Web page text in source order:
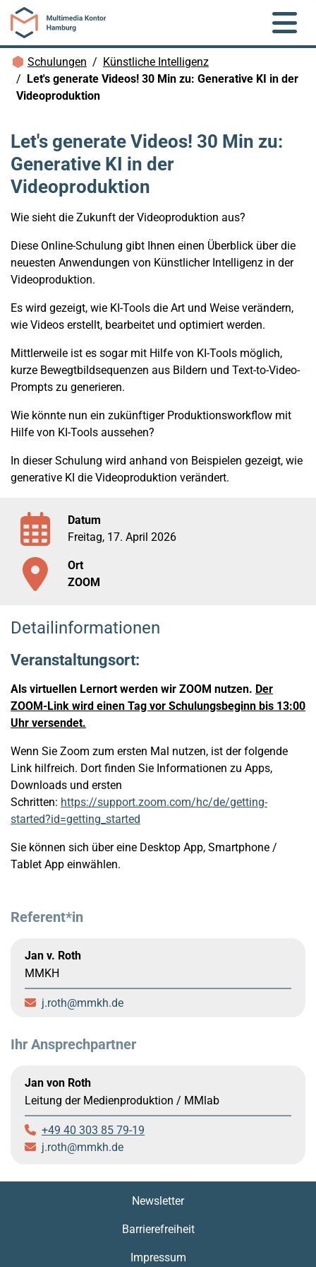
Zum Hauptinhalt springen
Brotkrümelnavigation
Schulungen
Künstliche Intelligenz
Let's generate Videos! 30 Min zu: Generative KI in der
Videoproduktion
Let's generate Videos! 30 Min zu:
Generative KI in der
Videoproduktion
Wie sieht die Zukunft der Videoproduktion aus?
Diese Online-Schulung gibt Ihnen einen Überblick über die
neuesten Anwendungen von Künstlicher Intelligenz in der
Videoproduktion.
Es wird gezeigt, wie KI-Tools die Art und Weise verändern,
wie Videos erstellt, bearbeitet und optimiert werden.
Mittlerweile ist es sogar mit Hilfe von KI-Tools möglich,
kurze Bewegtbildsequenzen aus Bildern und Text-to-Video-
Prompts zu generieren.
Wie könnte nun ein zukünftiger Produktionsworkflow mit
Hilfe von KI-Tools aussehen?
In dieser Schulung wird anhand von Beispielen gezeigt, wie
generative KI die Videoproduktion verändert.
Datum
Freitag, 17. April 2026
Ort
ZOOM
Detailinformationen
Veranstaltungsort:
Als virtuellen Lernort werden wir ZOOM nutzen. Der
ZOOM-Link wird einen Tag vor Schulungsbeginn bis 13:00
Uhr versendet.
Wenn Sie Zoom zum ersten Mal nutzen, ist der folgende
Link hilfreich. Dort finden Sie Informationen zu Apps,
Downloads und ersten
Schritten: https://support.zoom.com/hc/de/getting-
started?id=getting_started
Sie können sich über eine Desktop App, Smartphone /
Tablet App einwählen.
Referent*in
Jan v. Roth
MMKH
j.roth mmkh.de
Ihr Ansprechpartner
Jan von Roth
Leitung der Medienproduktion / MMlab
+49 40 303 85 79-19
j.roth
mmkh.de
Impressum
Barrierefreiheit
Newsletter